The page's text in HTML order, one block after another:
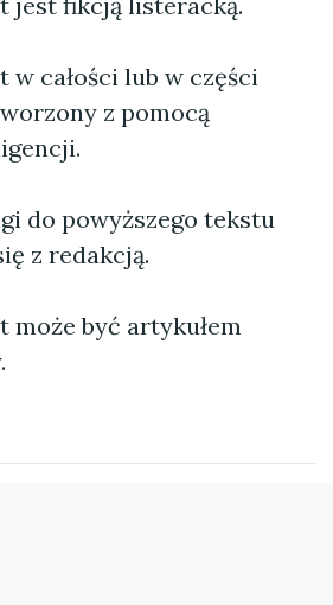
w całości lub w części
z pomocą
do powyższego tekstu
z redakcją.
może być artykułem